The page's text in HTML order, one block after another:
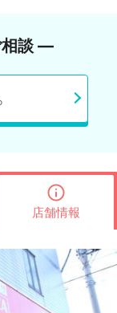
相談 ―
店舗情報